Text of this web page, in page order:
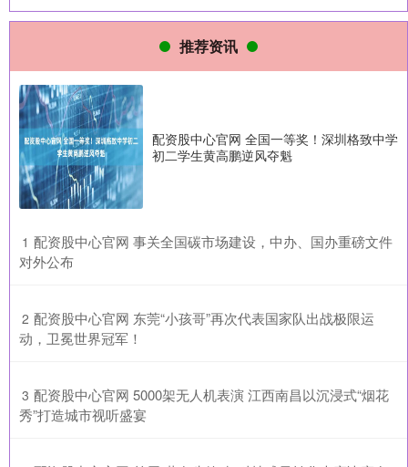
推荐资讯
配资股中心官网 全国一等奖！深圳格致中学
初二学生黄高鹏逆风夺魁
1 ​配资股中心官网 事关全国碳市场建设，中办、国办重磅文件
对外公布
2 ​配资股中心官网 东莞“小孩哥”再次代表国家队出战极限运
动，卫冕世界冠军！
3 ​配资股中心官网 5000架无人机表演 江西南昌以沉浸式“烟花
秀”打造城市视听盛宴